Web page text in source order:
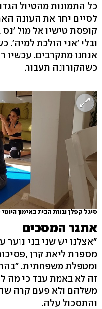
כל התמונות מהטיול
לסיים יחד את העונה
ובלי 'אני הולכת למיה'.
אנחנו מתקרבים. עכשיו
כשהקורונה תעבור.
סיגל קפלן ובנות הבית באימון היומי
אתגר המסכים
"אצלנו יש שני בני נוער
מספרת ליאת קרן
ומטפלת משפחתית.
זה לא באמת עבד כי מה
משלהם ולא פעם קרה
והתסכול עלה.